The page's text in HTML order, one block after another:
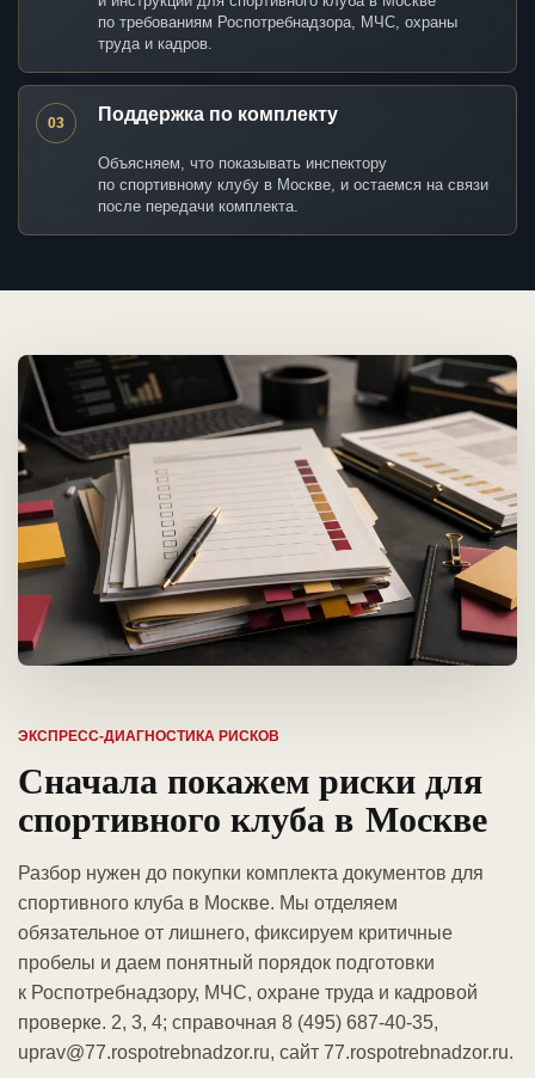
по требованиям Роспотребнадзора, МЧС, охраны
труда и кадров.
03 Поддержка по комплекту
Объясняем, что показывать инспектору
по спортивному клубу в Москве, и остаемся на связи
после передачи комплекта.
ЭКСПРЕСС-ДИАГНОСТИКА РИСКОВ
Сначала покажем риски для
спортивного клуба в Москве
Разбор нужен до покупки комплекта документов для
спортивного клуба в Москве. Мы отделяем
обязательное от лишнего, фиксируем критичные
пробелы и даем понятный порядок подготовки
к Роспотребнадзору, МЧС, охране труда и кадровой
проверке. 2, 3, 4; справочная 8 (495) 687-40-35,
uprav@77.rospotrebnadzor.ru, сайт 77.rospotrebnadzor.ru.